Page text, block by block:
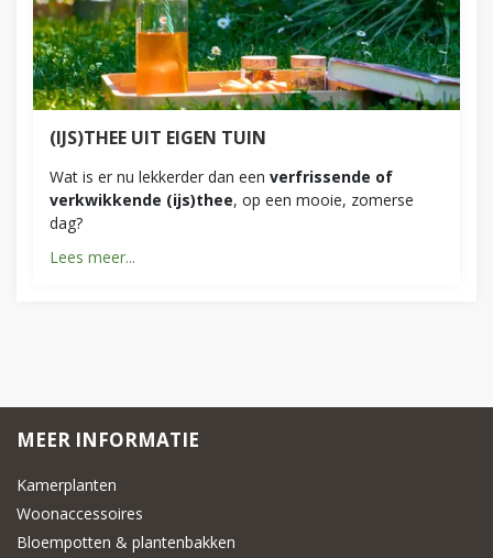
(IJS)THEE UIT EIGEN TUIN
Wat is er nu lekkerder dan een verfrissende of
verkwikkende (ijs)thee, op een mooie, zomerse
dag?
Lees meer...
MEER INFORMATIE
Kamerplanten
Woonaccessoires
Bloempotten & plantenbakken